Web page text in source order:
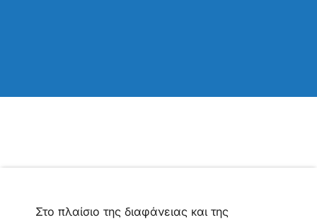
Στο πλαίσιο της διαφάνειας και της